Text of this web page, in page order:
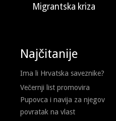
Migrantska kriza
Najčitanije
Ima li Hrvatska saveznike?
Večernji list promovira
Pupovca i navija za njegov
povratak na vlast